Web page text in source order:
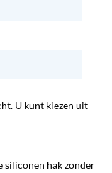
U kunt kiezen uit
siliconen hak zonder